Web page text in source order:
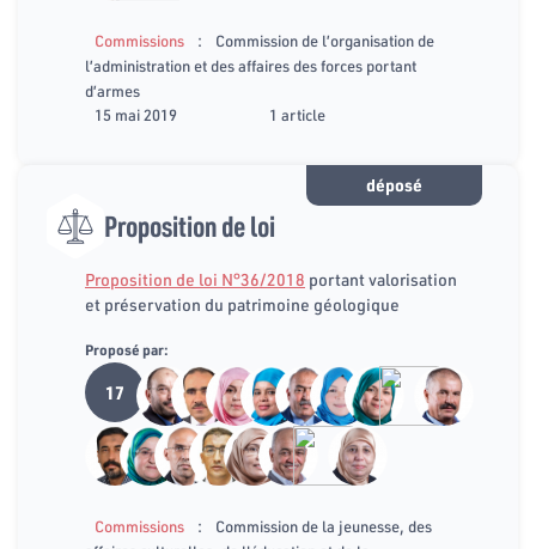
Commissions :
Commission de l’organisation de
l’administration et des affaires des forces portant
d’armes
15 mai 2019
1 article
déposé
Proposition de loi
Proposition de loi N°36/2018 portant valorisation
et préservation du patrimoine géologique
Proposé par:
17
Commissions :
Commission de la jeunesse, des